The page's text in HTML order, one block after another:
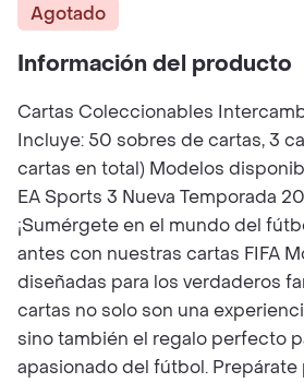
Agotado
Información del producto
Cartas Coleccionables
Incluye: 50 sobres de cartas, 3
cartas en total) Modelos
EA Sports 3 Nueva Temporada
¡Sumérgete en el mundo del
antes con nuestras cartas FIFA
diseñadas para los verdaderos
cartas no solo son una
sino también el regalo perfecto
apasionado del fútbol. Prepárate